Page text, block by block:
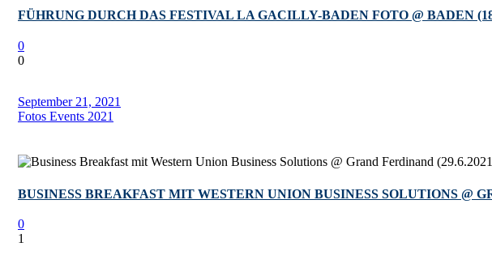
FÜHRUNG DURCH DAS FESTIVAL LA GACILLY-BADEN FOTO @ BADEN
0
0
September 21, 2021
Fotos Events 2021
BUSINESS BREAKFAST MIT WESTERN UNION BUSINESS SOLUTIONS @
0
1